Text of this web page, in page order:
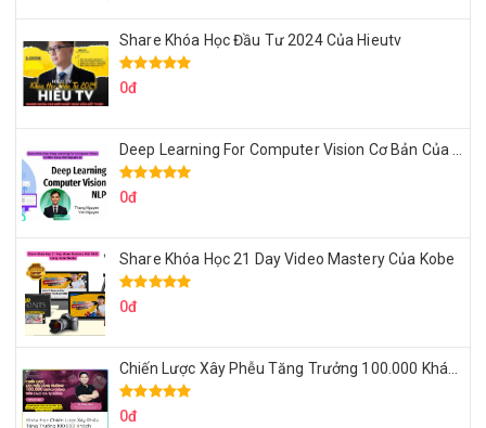
Share Khóa Học Đầu Tư 2024 Của Hieutv
0đ
0đ
Share Khóa Học 21 Day Video Mastery Của Kobe
0đ
0đ